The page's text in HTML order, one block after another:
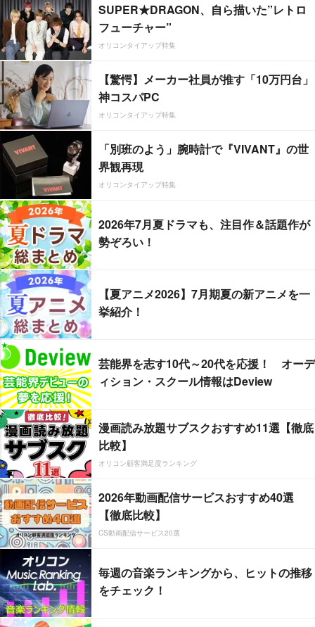
SUPER★DRAGON、自ら描いた”レトロ
フューチャー”
オリコンタイアップ特集
【驚愕】メーカー社員が推す「10万円台」
神コスパPC
オリコンタイアップ特集
「別班のよう」腕時計で『VIVANT』の世
界観再現
オリコンタイアップ特集
2026年7月夏ドラマも、注目作＆話題作が
勢ぞろい！
【夏アニメ2026】7月期夏の新アニメを一
挙紹介！
芸能界を志す10代～20代を応援！ オーデ
ィション・スクール情報はDeview
漫画読み放題サブスクおすすめ11選【徹底
比較】
オリコン顧客満足度ランキング
2026年動画配信サービスおすすめ40選
【徹底比較】
CS動画配信サービス20選
毎週の音楽ランキングから、ヒットの推移
をチェック！